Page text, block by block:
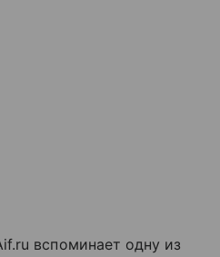
вспоминает одну из